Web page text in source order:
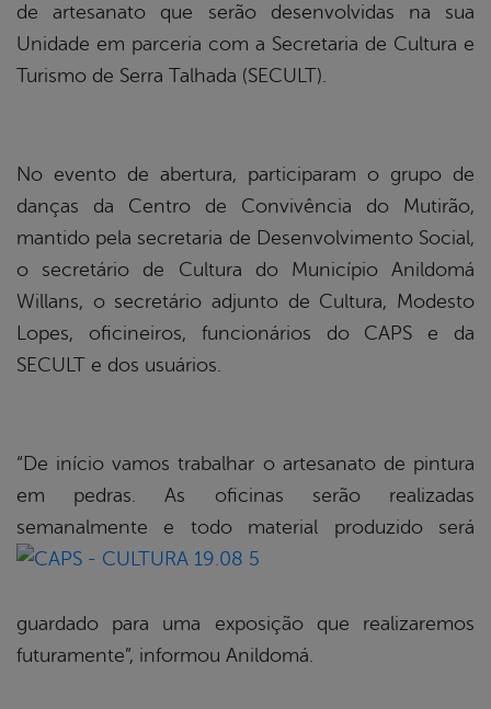
de artesanato que serão desenvolvidas na sua
Unidade em parceria com a Secretaria de Cultura e
Turismo de Serra Talhada (SECULT).
No evento de abertura, participaram o grupo de
danças da Centro de Convivência do Mutirão,
mantido pela secretaria de Desenvolvimento Social,
o secretário de Cultura do Município Anildomá
Willans, o secretário adjunto de Cultura, Modesto
Lopes, oficineiros, funcionários do CAPS e da
SECULT e dos usuários.
“De início vamos trabalhar o artesanato de pintura
em pedras. As oficinas serão realizadas
semanalmente e todo material produzido será
guardado para uma exposição que realizaremos
futuramente”, informou Anildomá.